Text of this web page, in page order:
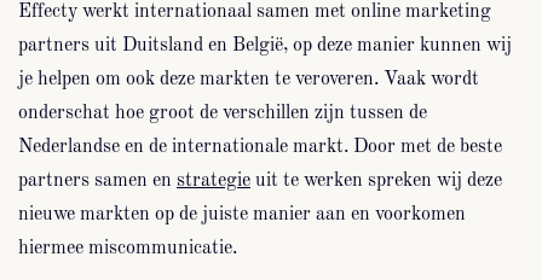
Effecty werkt internationaal samen met online marketing
partners uit Duitsland en België, op deze manier kunnen wij
je helpen om ook deze markten te veroveren. Vaak wordt
onderschat hoe groot de verschillen zijn tussen de
Nederlandse en de internationale markt. Door met de beste
partners samen en strategie uit te werken spreken wij deze
nieuwe markten op de juiste manier aan en voorkomen
hiermee miscommunicatie.